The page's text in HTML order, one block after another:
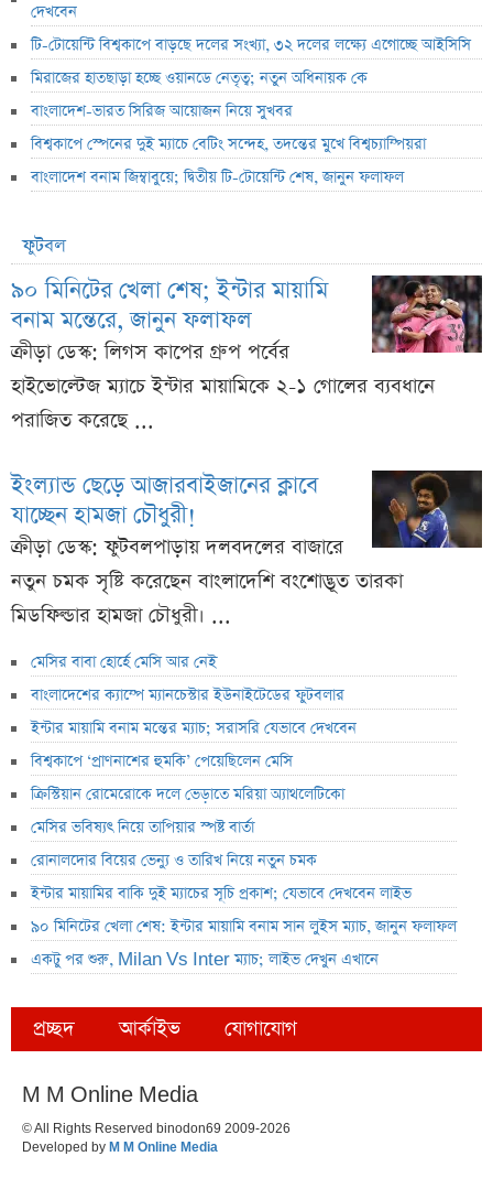
দেখবেন
টি-টোয়েন্টি বিশ্বকাপে বাড়ছে দলের সংখ্যা, ৩২ দলের লক্ষ্যে এগোচ্ছে আইসিসি
মিরাজের হাতছাড়া হচ্ছে ওয়ানডে নেতৃত্ব; নতুন অধিনায়ক কে
বাংলাদেশ-ভারত সিরিজ আয়োজন নিয়ে সুখবর
বিশ্বকাপে স্পেনের দুই ম্যাচে বেটিং সন্দেহ, তদন্তের মুখে বিশ্বচ্যাম্পিয়রা
বাংলাদেশ বনাম জিম্বাবুয়ে; দ্বিতীয় টি-টোয়েন্টি শেষ, জানুন ফলাফল
ফুটবল
৯০ মিনিটের খেলা শেষ; ইন্টার মায়ামি
বনাম মন্তেরে, জানুন ফলাফল
ক্রীড়া ডেস্ক: লিগস কাপের গ্রুপ পর্বের
হাইভোল্টেজ ম্যাচে ইন্টার মায়ামিকে ২-১ গোলের ব্যবধানে
পরাজিত করেছে ...
ইংল্যান্ড ছেড়ে আজারবাইজানের ক্লাবে
যাচ্ছেন হামজা চৌধুরী!
ক্রীড়া ডেস্ক: ফুটবলপাড়ায় দলবদলের বাজারে
নতুন চমক সৃষ্টি করেছেন বাংলাদেশি বংশোদ্ভূত তারকা
মিডফিল্ডার হামজা চৌধুরী। ...
মেসির বাবা হোর্হে মেসি আর নেই
বাংলাদেশের ক্যাম্পে ম্যানচেস্টার ইউনাইটেডের ফুটবলার
ইন্টার মায়ামি বনাম মন্তের ম্যাচ; সরাসরি যেভাবে দেখবেন
বিশ্বকাপে ‘প্রাণনাশের হুমকি’ পেয়েছিলেন মেসি
ক্রিস্টিয়ান রোমেরোকে দলে ভেড়াতে মরিয়া অ্যাথলেটিকো
মেসির ভবিষ্যৎ নিয়ে তাপিয়ার স্পষ্ট বার্তা
রোনালদোর বিয়ের ভেন্যু ও তারিখ নিয়ে নতুন চমক
ইন্টার মায়ামির বাকি দুই ম্যাচের সূচি প্রকাশ; যেভাবে দেখবেন লাইভ
৯০ মিনিটের খেলা শেষ: ইন্টার মায়ামি বনাম সান লুইস ম্যাচ, জানুন ফলাফল
একটু পর শুরু, Milan Vs Inter ম্যাচ; লাইভ দেখুন এখানে
প্রচ্ছদ আর্কাইভ যোগাযোগ
M M Online Media
© All Rights Reserved binodon69 2009-2026
Developed by M M Online Media